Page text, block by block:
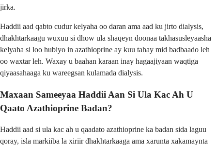
jirka.
Haddii aad qabto cudur kelyaha oo daran ama aad ku jirto dialysis,
dhakhtarkaagu wuxuu si dhow ula shaqeyn doonaa takhasusleyaasha
kelyaha si loo hubiyo in azathioprine ay kuu tahay mid badbaado leh
oo waxtar leh. Waxay u baahan karaan inay hagaajiyaan waqtiga
qiyaasahaaga ku wareegsan kulamada dialysis.
Maxaan Sameeyaa Haddii Aan Si Ula Kac Ah U
Qaato Azathioprine Badan?
Haddii aad si ula kac ah u qaadato azathioprine ka badan sida laguu
qoray, isla markiiba la xiriir dhakhtarkaaga ama xarunta xakamaynta